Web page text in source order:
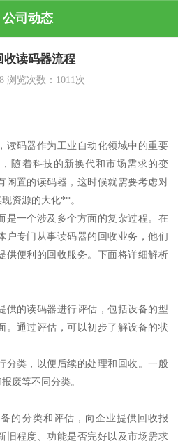
公司动态
收读码器流程
浏览次数： 1011次
读码器作为工业自动化领域中的重要
随着科技的新换代和市场需求的变
闲置的读码器，这时候就需要考虑对
资源的大化**。
是一个涉及多个方面的复杂过程。在
户专门从事读码器的回收业务，他们
供便利的回收服务。下面将详细解析
供的读码器进行评估，包括设备的型
。通过评估，可以初步了解设备的状
分类，以便后续的处理和回收。一般
废等不同分类。
的分类和评估，向企业提供回收报
旧程度、功能是否完好以及市场需求